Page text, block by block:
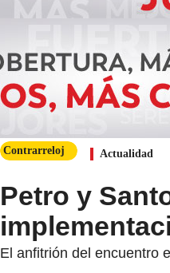
Contrarreloj Actualidad
Petro y
El anfitrión del encuentro